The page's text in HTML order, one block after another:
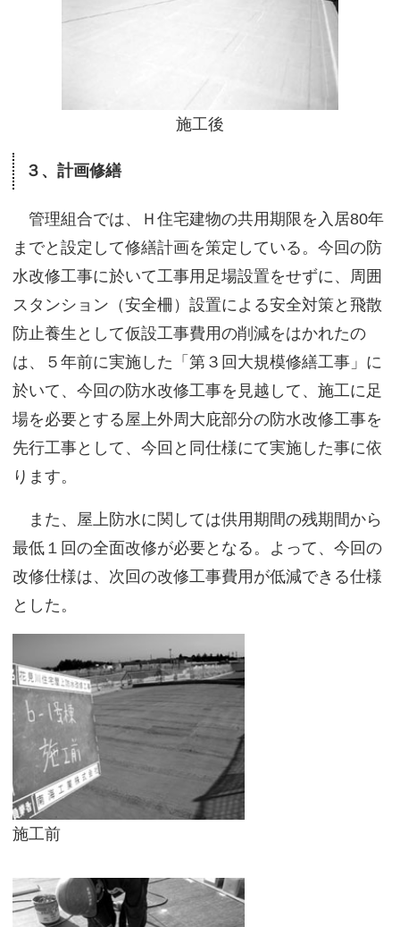
施工後
３、計画修繕
管理組合では、Ｈ住宅建物の共用期限を入居80年
までと設定して修繕計画を策定している。今回の防
水改修工事に於いて工事用足場設置をせずに、周囲
スタンション（安全柵）設置による安全対策と飛散
防止養生として仮設工事費用の削減をはかれたの
は、５年前に実施した「第３回大規模修繕工事」に
於いて、今回の防水改修工事を見越して、施工に足
場を必要とする屋上外周大庇部分の防水改修工事を
先行工事として、今回と同仕様にて実施した事に依
ります。
また、屋上防水に関しては供用期間の残期間から
最低１回の全面改修が必要となる。よって、今回の
改修仕様は、次回の改修工事費用が低減できる仕様
とした。
施工前